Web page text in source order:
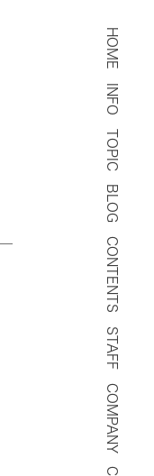
HOME
INFO
TOPIC
BLOG
CONTENTS
STAFF
COMPANY